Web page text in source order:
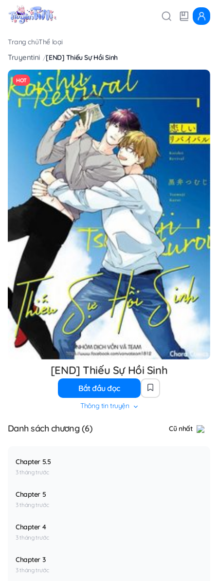
Trang chủThể loại
Truyentini [END] Thiếu Sự Hồi Sinh
HOT
[END] Thiếu Sự Hồi Sinh
Bắt đầu đọc
Thông tin truyện
Danh sách chương (6) Cũ nhất
Chapter 5.5
3 tháng trước
Chapter 5
3 tháng trước
Chapter 4
3 tháng trước
Chapter 3
3 tháng trước